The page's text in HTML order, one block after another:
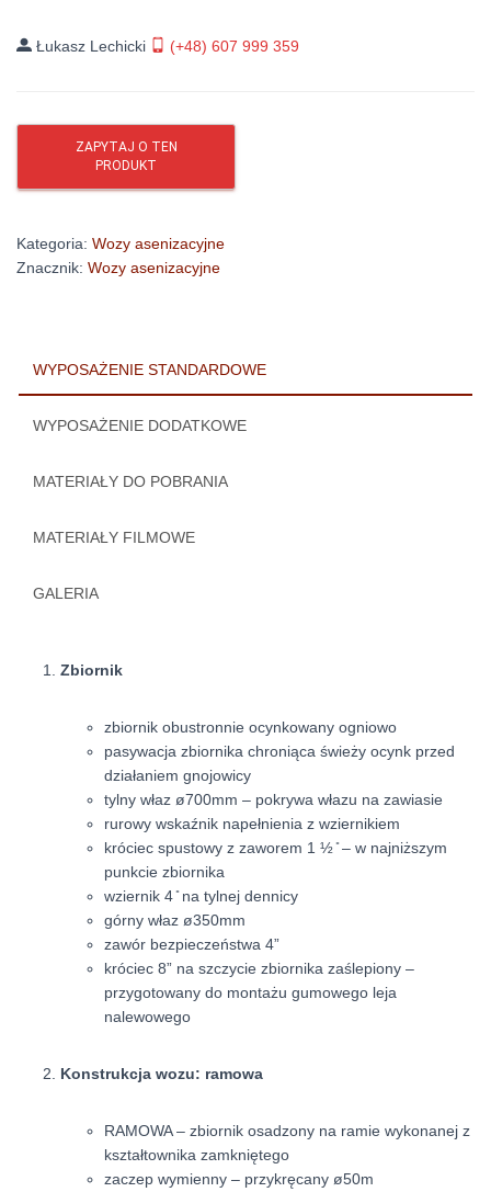
Łukasz Lechicki (+48) 607 999 359
Kategoria: Wozy asenizacyjne
Znacznik: Wozy asenizacyjne
WYPOSAŻENIE STANDARDOWE
WYPOSAŻENIE DODATKOWE
MATERIAŁY DO POBRANIA
MATERIAŁY FILMOWE
GALERIA
Zbiornik
zbiornik obustronnie ocynkowany ogniowo
pasywacja zbiornika chroniąca świeży ocynk przed
działaniem gnojowicy
tylny właz ø700mm – pokrywa włazu na zawiasie
rurowy wskaźnik napełnienia z wziernikiem
króciec spustowy z zaworem 1 ½ ̎ – w najniższym
punkcie zbiornika
wziernik 4 ̎ na tylnej dennicy
górny właz ø350mm
zawór bezpieczeństwa 4”
króciec 8” na szczycie zbiornika zaślepiony –
przygotowany do montażu gumowego leja
nalewowego
Konstrukcja wozu: ramowa
RAMOWA – zbiornik osadzony na ramie wykonanej z
kształtownika zamkniętego
zaczep wymienny – przykręcany ø50m